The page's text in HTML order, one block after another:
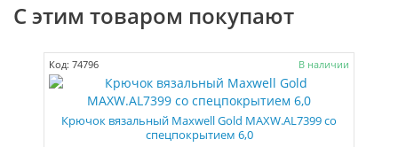
С этим товаром покупают
Код: 74796 В наличии
Крючок вязальный Maxwell Gold MAXW.AL7399 со
спецпокрытием 6,0